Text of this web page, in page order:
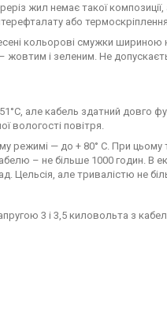
жил немає такої
або
кольорові смужки шириною
і зеленим. Не
але кабель здатний довго
вологості повітря.
режимі — до + 80° С. При цьому
– не більше 1000 годин. В
Цельсія, але тривалістю не
3 і 3,5 киловольта з